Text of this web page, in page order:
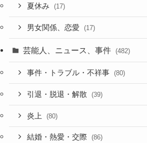
夏休み (17)
男女関係、恋愛 (17)
芸能人、ニュース、事件 (482)
事件・トラブル・不祥事 (80)
引退・脱退・解散 (39)
炎上 (80)
結婚・熱愛・交際 (86)